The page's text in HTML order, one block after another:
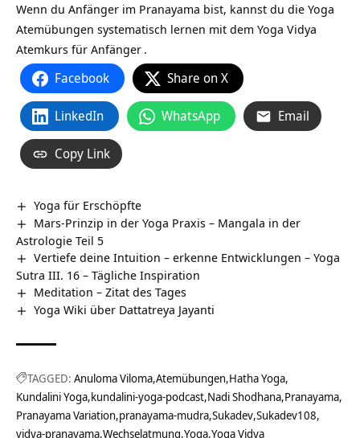
Wenn du Anfänger im Pranayama bist, kannst du die Yoga
Atemübungen systematisch lernen mit dem Yoga Vidya
Atemkurs für Anfänger .
Facebook Share on X
LinkedIn WhatsApp Email
Copy Link
Yoga für Erschöpfte
Mars-Prinzip in der Yoga Praxis – Mangala in der
Astrologie Teil 5
Vertiefe deine Intuition – erkenne Entwicklungen – Yoga
Sutra III. 16 – Tägliche Inspiration
Meditation – Zitat des Tages
Yoga Wiki über Dattatreya Jayanti
TAGGED: Anuloma Viloma Atemübungen Hatha Yoga
Kundalini Yoga kundalini-yoga-podcast Nadi Shodhana Pranayama
Pranayama Variation pranayama-mudra Sukadev Sukadev108
vidya-pranayama Wechselatmung Yoga Yoga Vidya